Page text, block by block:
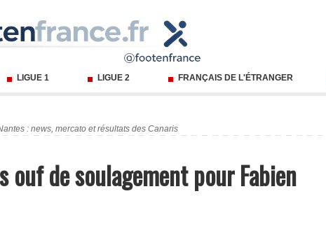
LIGUE 1 LIGUE 2 FRANÇAIS DE L'ÉTRANGER
: news, mercato et résultats des Canaris
ouf de soulagement pour Fabien